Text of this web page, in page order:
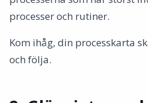
processer och rutiner.
Kom ihåg, din processkarta
och följa.